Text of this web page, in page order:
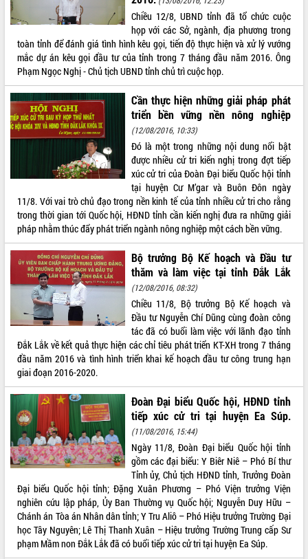
Hội thảo khoa học “Giải pháp thúc đẩy
phát triển nền kinh tế xanh tại tỉnh
Đắk Lắk”
Tăng cường giám sát, đôn đốc thực
hiện nhiệm vụ quản lý tài sản công
hàng tuần
Tháo gỡ những vướng mắc, đẩy mạnh
công tác cải cách thủ tục hành chính
tại Trung tâm Phục vụ hành chính
công tỉnh
Đắk Lắk: Tôn vinh 46 giải pháp tại Hội
thi Sáng tạo Kỹ thuật 2024 - 2025
Đắk Lắk rà soát, điều chỉnh Đề án 190
về phát triển nuôi trồng thủy sản
Phó Chủ tịch UBND tỉnh Đắk Lắk
Trương Công Thái kiểm tra thực địa
Dự án cao tốc Khánh Hòa - Buôn Ma
Thuột
Định vị cà phê Việt Nam như một “di
sản sống” trong dòng chảy toàn cầu
Xây dựng nông thôn mới: Nâng cao đời
sống người dân từ những mô hình thiết
thực
Quyết liệt tháo gỡ vướng mắc, đẩy
nhanh tiến độ các dự án trọng điểm
trong Khu kinh tế Nam Phú Yên
Hòn Yến phát triển du lịch gắn với bảo
tồn biển
Lấy ý kiến điều chỉnh Quy hoạch tỉnh
Đắk Lắk thời kỳ 2021-2030, tầm nhìn
đến năm 2050
giải phóng mặt bằng Tuyến đường bộ
ven biển
Đắk Lắk nỗ lực thúc đẩy tăng trưởng
kinh tế từ 10% trở lên trong Quý
II/2026
Chiều 12/8, UBND tỉnh đã tổ chức cuộc
họp với các Sở, ngành, địa phương trong
toàn tỉnh để đánh giá tình hình kêu gọi, tiến độ thực hiện và xử lý vướng
mắc dự án kêu gọi đầu tư của tỉnh trong 7 tháng đầu năm 2016. Ông
Phạm Ngọc Nghị - Chủ tịch UBND tỉnh chủ trì cuộc họp.
Cần thực hiện những giải pháp phát
triển bền vững nền nông nghiệp
(12/08/2016, 10:33)
Đó là một trong những nội dung nổi bật
được nhiều cử tri kiến nghị trong đợt tiếp
xúc cử tri của Đoàn Đại biểu Quốc hội tỉnh
tại huyện Cư M’gar và Buôn Đôn ngày
11/8. Với vai trò chủ đạo trong nền kinh tế của tỉnh nhiều cử tri cho rằng
trong thời gian tới Quốc hội, HĐND tỉnh cần kiến nghị đưa ra những giải
pháp nhằm thúc đẩy phát triển ngành nông nghiệp một cách bền vững.
Bộ trưởng Bộ Kế hoạch và Đầu tư
thăm và làm việc tại tỉnh Đắk Lắk
(12/08/2016, 08:32)
Chiều 11/8, Bộ trưởng Bộ Kế hoạch và
Đầu tư Nguyễn Chí Dũng cùng đoàn công
tác đã có buổi làm việc với lãnh đạo tỉnh
Đắk Lắk về kết quả thực hiện các chỉ tiêu phát triển KT-XH trong 7 tháng
đầu năm 2016 và tình hình triển khai kế hoạch đầu tư công trung hạn
giai đoạn 2016-2020.
Đoàn Đại biểu Quốc hội, HĐND tỉnh
tiếp xúc cử tri tại huyện Ea Súp.
(11/08/2016, 15:44)
Ngày 11/8, Đoàn Đại biểu Quốc hội tỉnh
gồm các đại biểu: Y Biêr Niê – Phó Bí thư
Tỉnh ủy, Chủ tịch HĐND tỉnh, Trưởng Đoàn
Đại biểu Quốc hội tỉnh; Đặng Xuân Phương – Phó Viện trưởng Viện
nghiên cứu lập pháp, Ủy Ban Thường vụ Quốc hội; Nguyễn Duy Hữu –
Chánh án Tòa án Nhân dân tỉnh; Y Tru Aliô – Phó Hiệu trưởng Trường Đại
học Tây Nguyên; Lê Thị Thanh Xuân – Hiệu trưởng Trường Trung cấp Sư
phạm Mầm non Đắk Lắk đã có buổi tiếp xúc cử tri tại huyện Ea Súp.